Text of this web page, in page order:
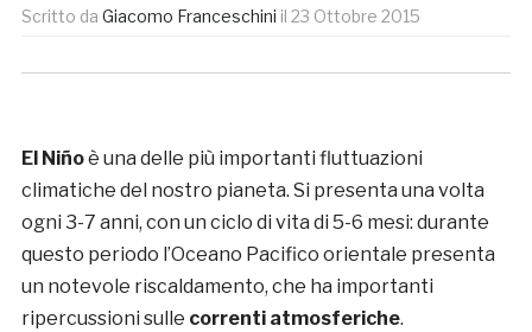
Scritto da Giacomo Franceschini il 23 Ottobre 2015
El Niñoè una delle più importanti fluttuazioni
climatiche del nostro pianeta. Si presenta una volta
ogni 3-7 anni, con un ciclo di vita di 5-6 mesi: durante
questo periodo l’Oceano Pacifico orientale presenta
un notevole riscaldamento, che ha importanti
ripercussioni sulle correnti atmosferiche.